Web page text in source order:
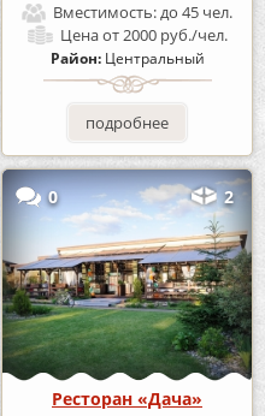
Вместимость:до 45 чел.
Ценаот 2000 руб./чел.
Район: Центральный
подробнее
0 2
Ресторан «Дача»